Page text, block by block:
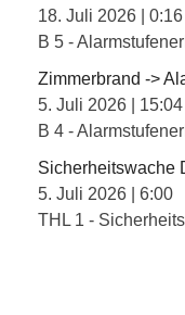
18. Juli 2026
0:16
B 5 -
Zimmerbrand ->
5. Juli 2026
15:04
B 4 -
Sicherheitswache
5. Juli 2026
6:00
THL 1 -